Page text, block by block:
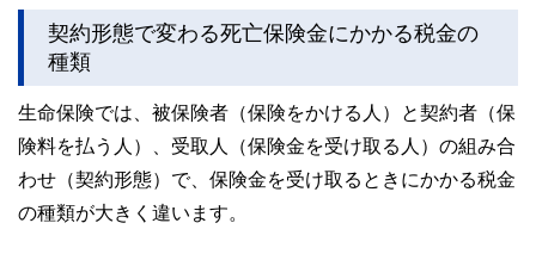
契約形態で変わる死亡保険金にかかる税金の
種類
生命保険では、被保険者（保険をかける人）と契約者（保
険料を払う人）、受取人（保険金を受け取る人）の組み合
わせ（契約形態）で、保険金を受け取るときにかかる税金
の種類が大きく違います。